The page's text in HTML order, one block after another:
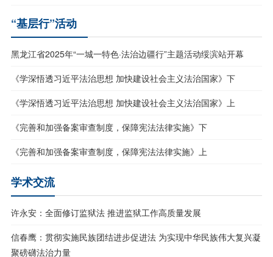
“基层行”活动
黑龙江省2025年“一城一特色·法治边疆行”主题活动绥滨站开幕
《学深悟透习近平法治思想 加快建设社会主义法治国家》下
《学深悟透习近平法治思想 加快建设社会主义法治国家》上
《完善和加强备案审查制度，保障宪法法律实施》下
《完善和加强备案审查制度，保障宪法法律实施》上
学术交流
许永安：全面修订监狱法 推进监狱工作高质量发展
信春鹰：贯彻实施民族团结进步促进法 为实现中华民族伟大复兴凝
聚磅礴法治力量